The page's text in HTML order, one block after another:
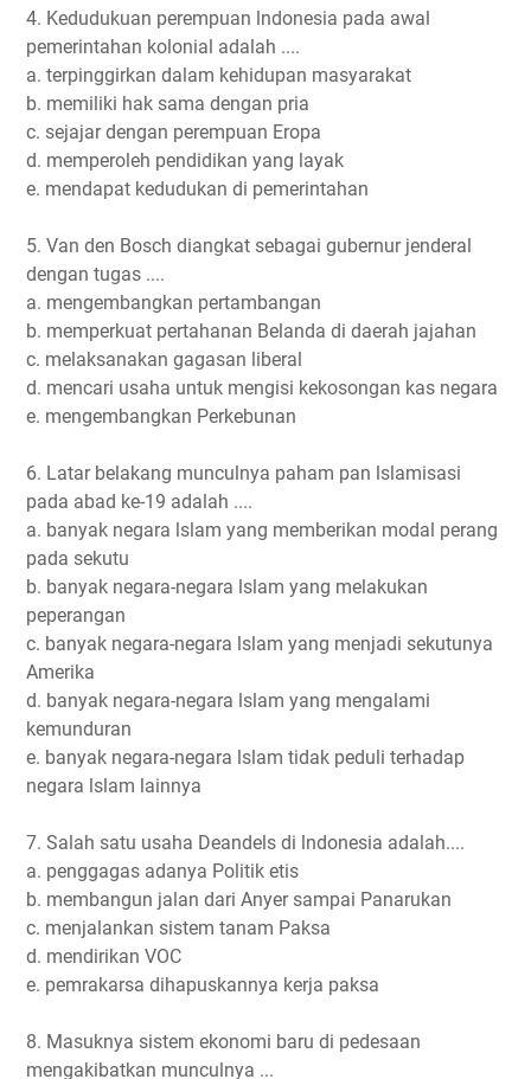
4. Kedudukuan perempuan lndonesia pada awal
pemerintahan kolonial adalah ....
a. terpinggirkan dalam kehidupan masyarakat
b. memiliki hak sama dengan pria
c. sejajar dengan perempuan Eropa
d. memperoleh pendidikan yang layak
e. mendapat kedudukan di pemerintahan
5. Van den Bosch diangkat sebagai gubernur jenderal
dengan tugas ....
a. mengembangkan pertambangan
b. memperkuat pertahanan Belanda di daerah jajahan
c. melaksanakan gagasan liberal
d. mencari usaha untuk mengisi kekosongan kas negara
e. mengembangkan Perkebunan
6. Latar belakang munculnya paham pan lslamisasi
pada abad ke-19 adalah ....
a. banyak negara lslam yang memberikan modal perang
pada sekutu
b. banyak negara-negara lslam yang melakukan
peperangan
c. banyak negara-negara lslam yang menjadi sekutunya
Amerika
d. banyak negara-negara lslam yang mengalami
kemunduran
e. banyak negara-negara lslam tidak peduli terhadap
negara lslam lainnya
7. Salah satu usaha Deandels di lndonesia adalah....
a. penggagas adanya Politik etis
b. membangun jalan dari Anyer sampai Panarukan
c. menjalankan sistem tanam Paksa
d. mendirikan VOC
e. pemrakarsa dihapuskannya kerja paksa
8. Masuknya sistem ekonomi baru di pedesaan
mengakibatkan munculnya ...